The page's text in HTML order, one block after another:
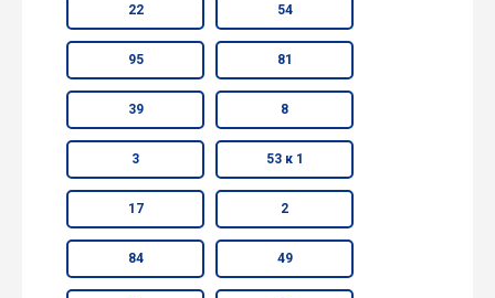
22 54
95 81
39 8
3 53 к 1
17 2
84 49